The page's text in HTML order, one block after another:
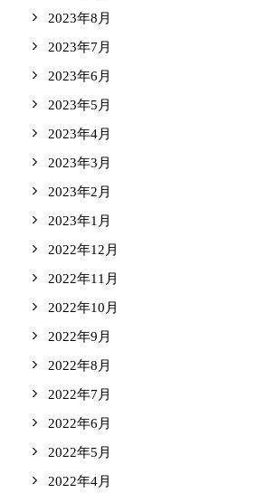
2023年8月
2023年7月
2023年6月
2023年5月
2023年4月
2023年3月
2023年2月
2023年1月
2022年12月
2022年11月
2022年10月
2022年9月
2022年8月
2022年7月
2022年6月
2022年5月
2022年4月